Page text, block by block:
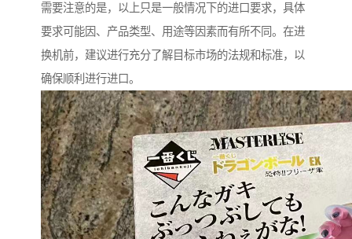
需要注意的是，以上只是一般情况下的进口要求，具体
要求可能因、产品类型、用途等因素而有所不同。在进
换机前，建议进行充分了解目标市场的法规和标准，以
确保顺利进行进口。